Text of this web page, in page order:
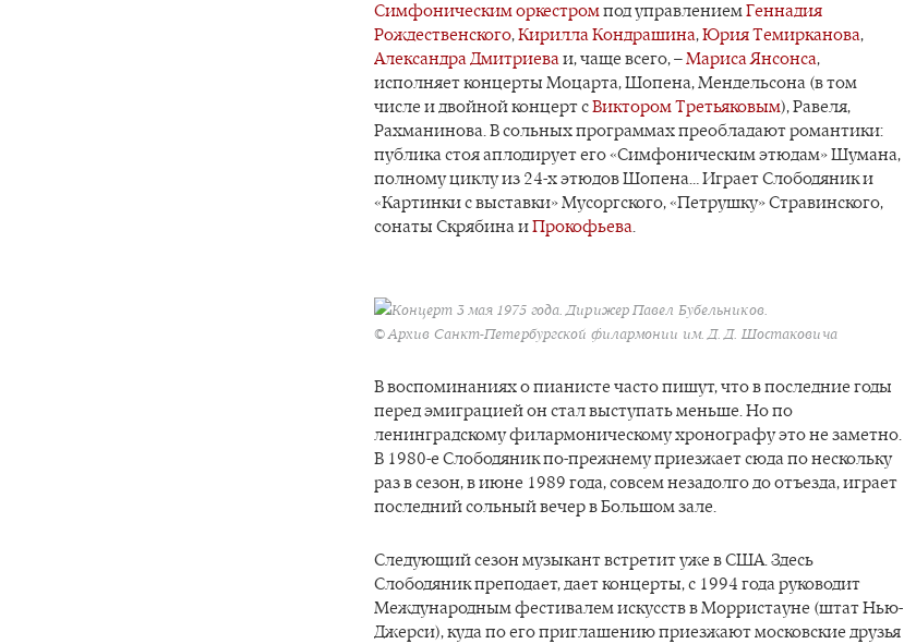
Симфоническим оркестромпод управлениемГеннадия
Рождественского,Кирилла Кондрашина,Юрия Темирканова,
Александра Дмитриеваи, чаще всего, –Мариса Янсонса,
исполняет концерты Моцарта, Шопена, Мендельсона (в том
числе и двойной концерт сВиктором Третьяковым), Равеля,
Рахманинова. В сольных программах преобладают романтики:
публика стоя аплодирует его «Симфоническим этюдам» Шумана,
полному циклу из 24-х этюдов Шопена… Играет Слободяник и
«Картинки с выставки» Мусоргского, «Петрушку» Стравинского,
сонаты Скрябина иПрокофьева.
Концерт 3 мая 1975 года. Дирижер Павел Бубельников.
© Архив Санкт-Петербургской филармонии им. Д. Д. Шостаковича
В воспоминаниях о пианисте часто пишут, что в последние годы
перед эмиграцией он стал выступать меньше. Но по
ленинградскому филармоническому хронографу это не заметно.
В 1980-е Слободяник по-прежнему приезжает сюда по нескольку
раз в сезон, в июне 1989 года, совсем незадолго до отъезда, играет
последний сольный вечер в Большом зале.
Следующий сезон музыкант встретит уже в США. Здесь
Слободяник преподает, дает концерты, с 1994 года руководит
Международным фестивалем искусств в Морристауне (штат Нью-
Джерси), куда по его приглашению приезжают московские друзья